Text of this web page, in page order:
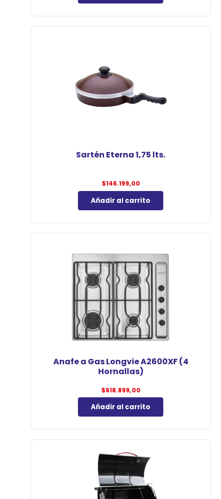
Sartén Eterna 1,75 lts.
$146.199,00
Añadir al carrito
Anafe a Gas Longvie A2600XF (4
Hornallas)
$618.899,00
Añadir al carrito